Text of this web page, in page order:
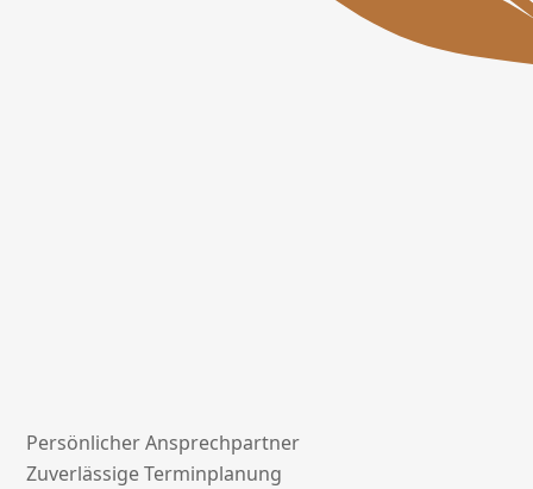
Persönlicher Ansprechpartner
Zuverlässige Terminplanung